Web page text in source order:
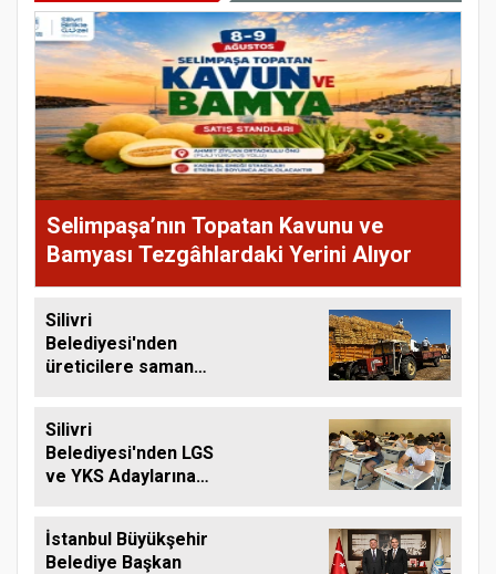
Selimpaşa’nın Topatan Kavunu ve
Bamyası Tezgâhlardaki Yerini Alıyor
Silivri
Belediyesi'nden
üreticilere saman
Silivri
Belediyesi'nden LGS
ve YKS Adaylarına
İstanbul Büyükşehir
Belediye Başkan